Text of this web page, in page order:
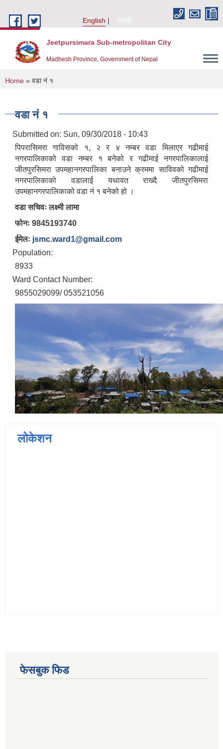
English
नेपाली
Jeetpursimara Sub-metropolitan City
Madhesh Province, Government of Nepal
You are here
Home » वडा नं १
वडा नं १
Submitted on: Sun, 09/30/2018 - 10:43
पिपरासिमरा गाविसको १, २ र ४ नम्बर वडा मिलाएर गढीमाई
नगरपालिकाको वडा नम्बर १ बनेको र गढीमाई नगरपालिकालाई
जीतपुरसिमरा उपमहानगरपालिका बनाउने क्रममा साविवको गढीमाई
नगरपालिकाको वडालाई यथावत राख्दै जीतपुरसिमरा
उपमहानगरपालिकाको वडा नं १ बनेको हो ।
वडा सचिवः लक्ष्मी लामा
फोनः 9845193740
ईमेलः jsmc.ward1@gmail.com
Population:
8933
Ward Contact Number:
9855029099/ 053521056
लोकेशन
फेसबुक फिड